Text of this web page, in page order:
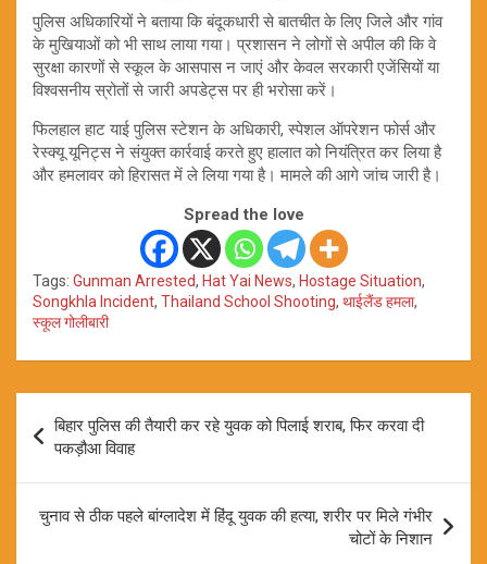
पुलिस अधिकारियों ने बताया कि बंदूकधारी से बातचीत के लिए जिले और गांव
के मुखियाओं को भी साथ लाया गया। प्रशासन ने लोगों से अपील की कि वे
सुरक्षा कारणों से स्कूल के आसपास न जाएं और केवल सरकारी एजेंसियों या
विश्वसनीय स्रोतों से जारी अपडेट्स पर ही भरोसा करें।
फिलहाल हाट याई पुलिस स्टेशन के अधिकारी, स्पेशल ऑपरेशन फोर्स और
रेस्क्यू यूनिट्स ने संयुक्त कार्रवाई करते हुए हालात को नियंत्रित कर लिया है
और हमलावर को हिरासत में ले लिया गया है। मामले की आगे जांच जारी है।
Spread the love
Tags: Gunman Arrested, Hat Yai News, Hostage Situation,
Songkhla Incident, Thailand School Shooting, थाईलैंड हमला,
स्कूल गोलीबारी
navigation
बिहार पुलिस की तैयारी कर रहे युवक को पिलाई शराब, फिर करवा दी
पकड़ौआ विवाह
चुनाव से ठीक पहले बांग्लादेश में हिंदू युवक की हत्या, शरीर पर मिले गंभीर
चोटों के निशान